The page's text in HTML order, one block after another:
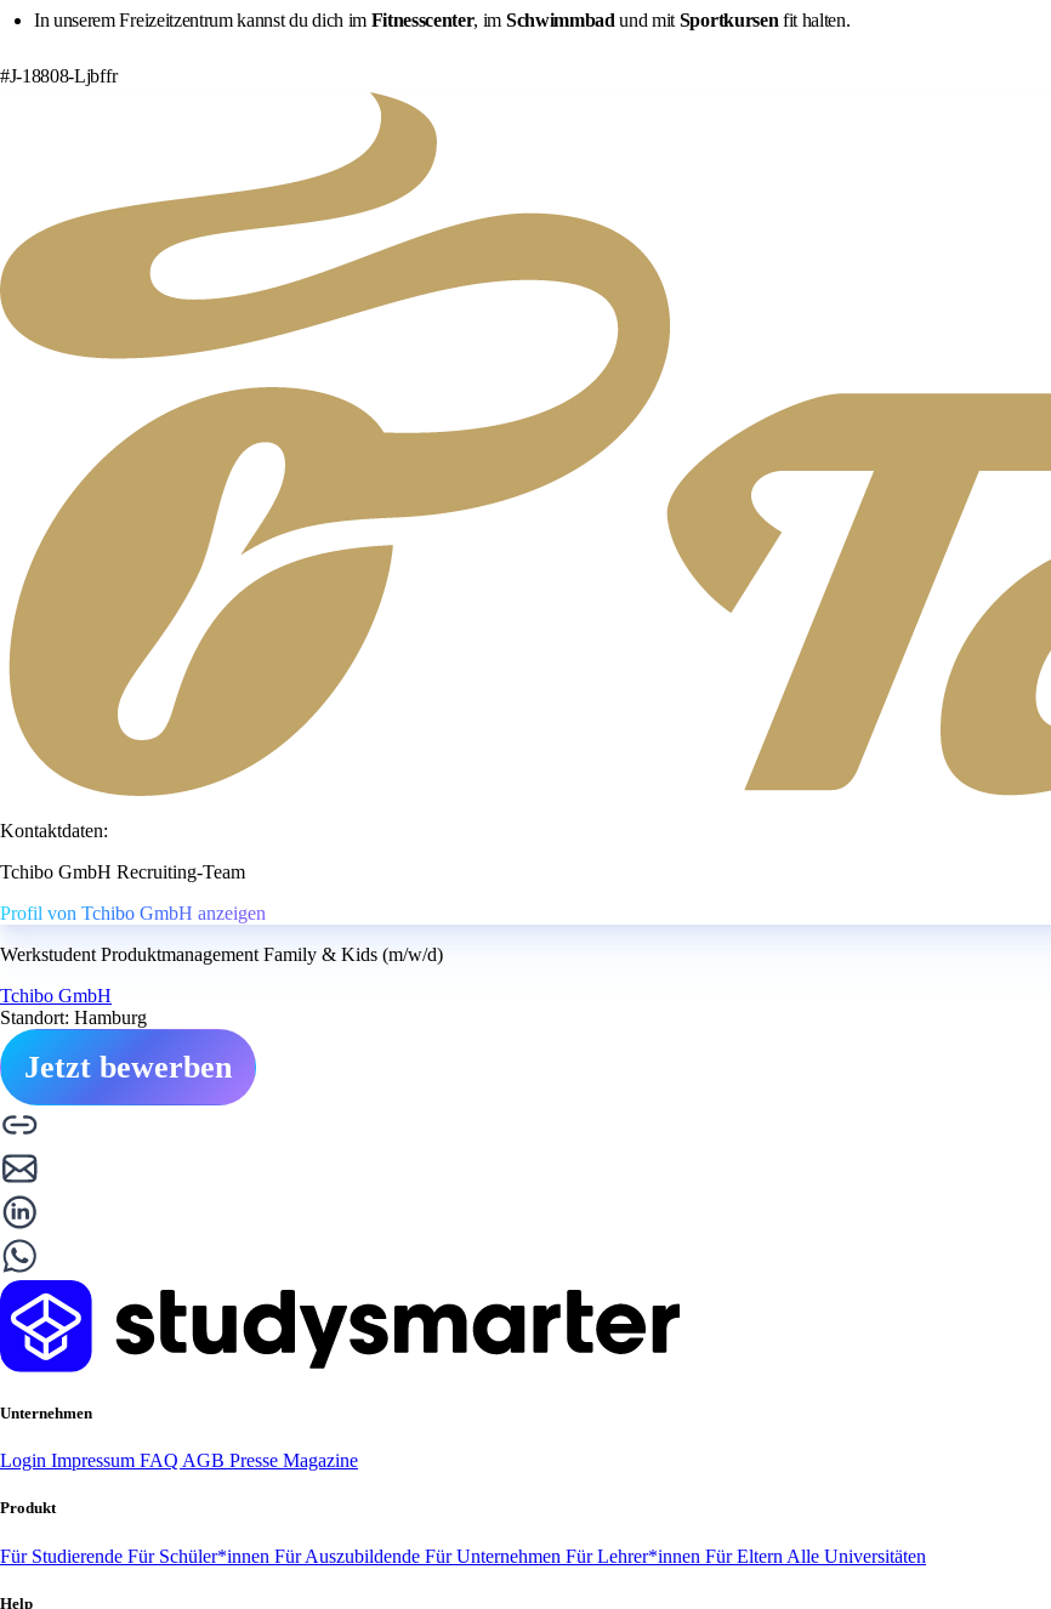
In unserem Freizeitzentrum kannst du dich im Fitnesscenter, im Schwimmbad und mit Sportkursen fit halten.
#J-18808-Ljbffr
Kontaktdaten:
Tchibo GmbH Recruiting-Team
Profil von Tchibo GmbH anzeigen
Werkstudent Produktmanagement Family & Kids (m/w/d)
Tchibo GmbH
Standort: Hamburg
Jetzt bewerben
Unternehmen
Login Impressum FAQ AGB Presse Magazine
Produkt
Für Studierende Für Schüler*innen Für Auszubildende Für Unternehmen Für Lehrer*innen Für Eltern Alle Universitäten
Help